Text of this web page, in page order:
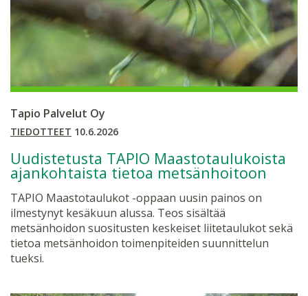
Tapio Palvelut Oy
TIEDOTTEET 10.6.2026
Uudistetusta TAPIO Maastotaulukoista
ajankohtaista tietoa metsänhoitoon
TAPIO Maastotaulukot -oppaan uusin painos on
ilmestynyt kesäkuun alussa. Teos sisältää
metsänhoidon suositusten keskeiset liitetaulukot sekä
tietoa metsänhoidon toimenpiteiden suunnittelun
tueksi.